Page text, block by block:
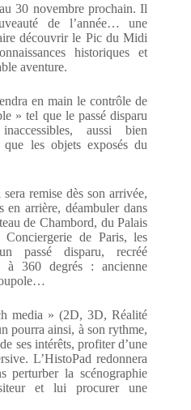
30 novembre prochain. Il
de l’année… une
découvrir le Pic du Midi
historiques et
aventure.
en main le contrôle de
» tel que le passé disparu
aussi bien
les objets exposés du
remise dès son arrivée,
arrière, déambuler dans
de Chambord, du Palais
de Paris, les
passé disparu, recréé
à 360 degrés : ancienne
media » (2D, 3D, Réalité
pourra ainsi, à son rythme,
ses intérêts, profiter d’une
L’HistoPad redonnera
perturber la scénographie
et lui procurer une